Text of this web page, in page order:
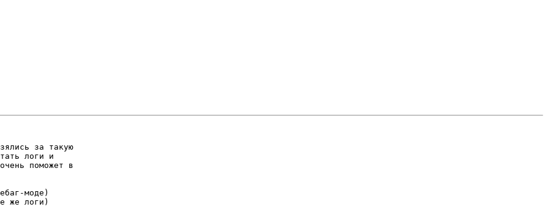
за такую
логи и
поможет в
моде)
же логи)